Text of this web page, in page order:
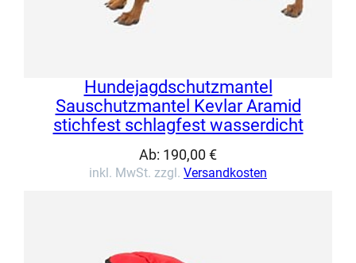
Hundejagdschutzmantel
Sauschutzmantel Kevlar Aramid
stichfest schlagfest wasserdicht
Ab: 190,00 €
inkl. MwSt. zzgl. Versandkosten